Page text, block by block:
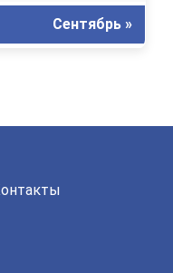
Сентябрь »